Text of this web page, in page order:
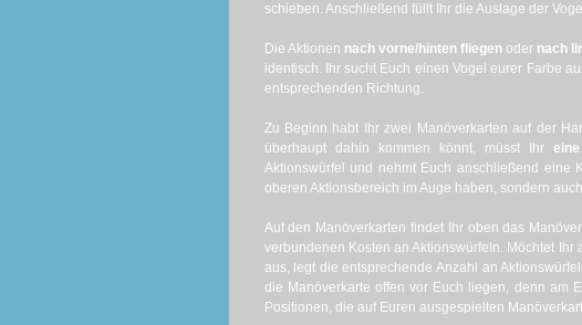
schieben. Anschließend füllt Ihr die Auslage der
Die Aktionen nach vorne/hinten fliegen oder nach
identisch. Ihr sucht Euch einen Vogel eurer Farbe
entsprechenden Richtung.
Zu Beginn habt Ihr zwei Manöverkarten auf der
überhaupt dahin kommen könnt, müsst Ihr
Aktionswürfel und nehmt Euch anschließend eine
oberen Aktionsbereich im Auge haben, sondern
Auf den Manöverkarten findet Ihr oben das
verbundenen Kosten an Aktionswürfeln. Möchtet
aus, legt die entsprechende Anzahl an
die Manöverkarte offen vor Euch liegen, denn am
Positionen, die auf Euren ausgespielten